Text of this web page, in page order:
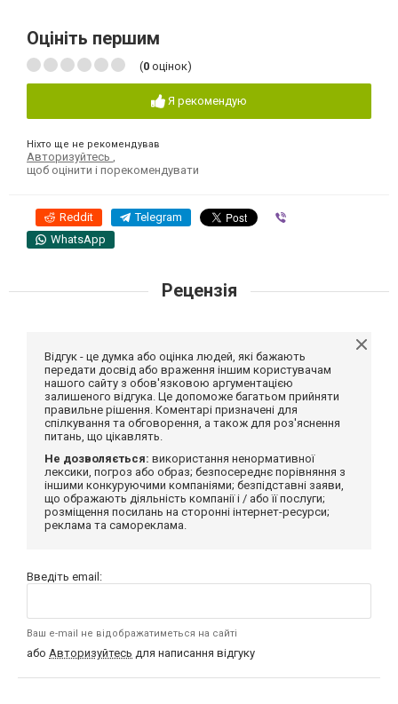
Оцініть першим
(0 оцінок)
Я рекомендую
Ніхто ще не рекомендував
Авторизуйтесь ,
щоб оцінити і порекомендувати
Reddit Telegram
WhatsApp
Рецензія
Відгук - це думка або оцінка людей, які бажають
передати досвід або враження іншим користувачам
нашого сайту з обов'язковою аргументацією
залишеного відгука. Це допоможе багатьом прийняти
правильне рішення. Коментарі призначені для
спілкування та обговорення, а також для роз'яснення
питань, що цікавлять.
Не дозволяється: використання ненормативної
лексики, погроз або образ; безпосереднє порівняння з
іншими конкуруючими компаніями; безпідставні заяви,
що ображають діяльність компанії і / або її послуги;
розміщення посилань на сторонні інтернет-ресурси;
реклама та самореклама.
Введіть email:
Ваш e-mail не відображатиметься на сайті
або Авторизуйтесь для написання відгуку